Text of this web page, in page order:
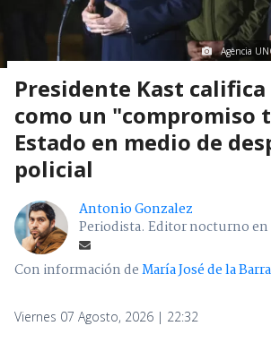
Agencia
Presidente Kast califica
como un "compromiso
Estado en medio de
policial
Antonio Gonzalez
Periodista. Editor nocturno
Con información deMaría José de la Barra
Viernes 07 Agosto, 2026 | 22:32